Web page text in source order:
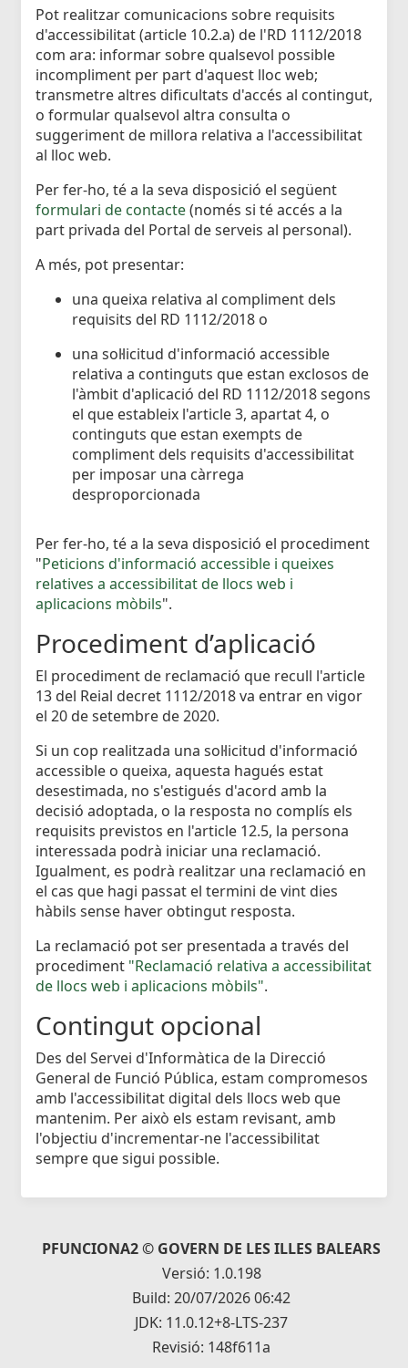
Pot realitzar comunicacions sobre requisits
d'accessibilitat (article 10.2.a) de l'RD 1112/2018
com ara: informar sobre qualsevol possible
incompliment per part d'aquest lloc web;
transmetre altres dificultats d'accés al contingut,
o formular qualsevol altra consulta o
suggeriment de millora relativa a l'accessibilitat
al lloc web.
Per fer-ho, té a la seva disposició el següent
formulari de contacte(només si té accés a la
part privada del Portal de serveis al personal).
A més, pot presentar:
una queixa relativa al compliment dels
requisits del RD 1112/2018 o
una sol·licitud d'informació accessible
relativa a continguts que estan exclosos de
l'àmbit d'aplicació del RD 1112/2018 segons
el que estableix l'article 3, apartat 4, o
continguts que estan exempts de
compliment dels requisits d'accessibilitat
per imposar una càrrega
desproporcionada
Per fer-ho, té a la seva disposició el procediment
"Peticions d'informació accessible i queixes
relatives a accessibilitat de llocs web i
aplicacions mòbils".
Procediment d’aplicació
El procediment de reclamació que recull l'article
13 del Reial decret 1112/2018 va entrar en vigor
el 20 de setembre de 2020.
Si un cop realitzada una sol·licitud d'informació
accessible o queixa, aquesta hagués estat
desestimada, no s'estigués d'acord amb la
decisió adoptada, o la resposta no complís els
requisits previstos en l'article 12.5, la persona
interessada podrà iniciar una reclamació.
Igualment, es podrà realitzar una reclamació en
el cas que hagi passat el termini de vint dies
hàbils sense haver obtingut resposta.
La reclamació pot ser presentada a través del
procediment "Reclamació relativa a accessibilitat
de llocs web i aplicacions mòbils".
Contingut opcional
Des del Servei d'Informàtica de la Direcció
General de Funció Pública, estam compromesos
amb l'accessibilitat digital dels llocs web que
mantenim. Per això els estam revisant, amb
l'objectiu d'incrementar-ne l'accessibilitat
sempre que sigui possible.
PFUNCIONA2 © GOVERN DE LES ILLES BALEARS
Versió: 1.0.198
Build: 20/07/2026 06:42
JDK: 11.0.12+8-LTS-237
Revisió: 148f611a